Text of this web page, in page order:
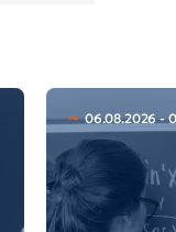
06.08.2026 -